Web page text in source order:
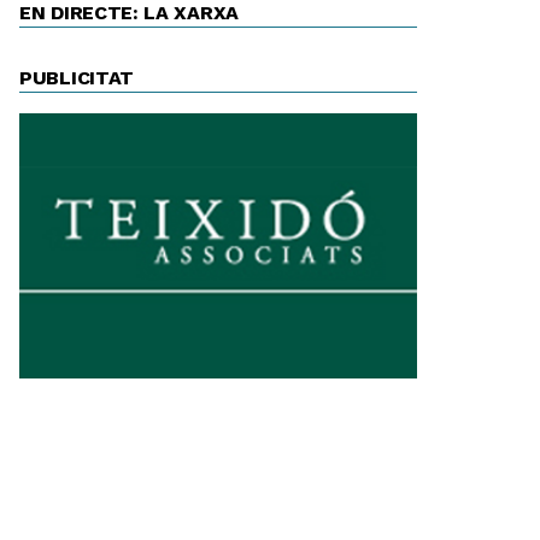
EN DIRECTE: LA XARXA
PUBLICITAT